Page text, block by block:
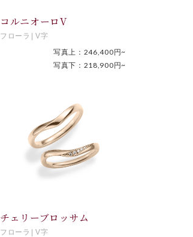
コルニオーロV
フローラ V字
写真上：246,400円~
写真下：218,900円~
チェリーブロッサム
フローラ V字